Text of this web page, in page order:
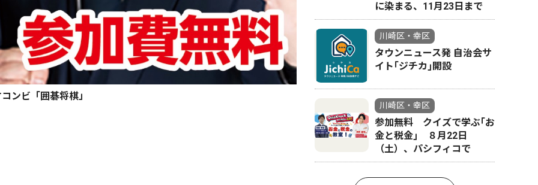
ンビ「囲碁将棋」
に染まる、11月23日まで
川崎区・幸区
タウンニュース発 自治会サ
イト｢ジチカ｣開設
川崎区・幸区
参加無料 クイズで学ぶ｢お
金と税金｣ ８月22日
（土）、パシフィコで